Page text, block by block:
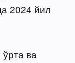
2024 йил
ва